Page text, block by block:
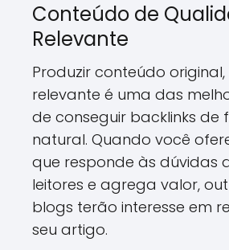
Conteúdo de
Relevante
Produzir conteúdo original,
relevante é uma das
de conseguir backlinks de
natural. Quando você
que responde às dúvidas
leitores e agrega valor,
blogs terão interesse em
seu artigo.